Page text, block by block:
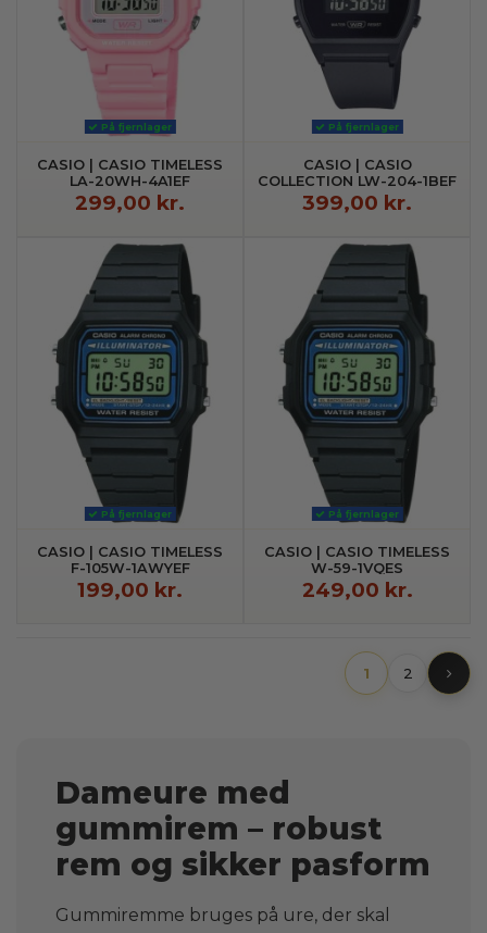
På fjernlager
CASIO | CASIO TIMELESS
LA-20WH-4A1EF
299,00 kr.
På fjernlager
CASIO | CASIO
COLLECTION LW-204-1BEF
399,00 kr.
På fjernlager
CASIO | CASIO TIMELESS
F-105W-1AWYEF
199,00 kr.
På fjernlager
CASIO | CASIO TIMELESS
W-59-1VQES
249,00 kr.
1 2
Dameure med
gummirem – robust
rem og sikker pasform
Gummiremme bruges på ure, der skal